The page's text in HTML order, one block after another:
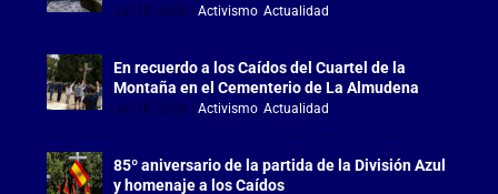
Jul 18, 2026 |Activismo ,Actualidad
En recuerdo a los Caídos del Cuartel de la
Montaña en el Cementerio de La Almudena
Jul 18, 2026 |Activismo ,Actualidad
85º aniversario de la partida de la División Azul
y homenaje a los Caídos